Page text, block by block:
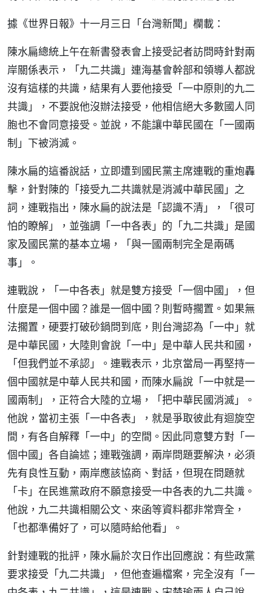
據《世界日報》十一月三日「台灣新聞」欄載：
陳水扁總統上午在新書發表會上接受記者訪問時針對兩
岸關係表示，「九二共識」連海基會幹部和領導人都說
沒有這樣的共識，結果有人要他接受「一中原則的九二
共識」，不要說他沒辦法接受，他相信絕大多數國人同
胞也不會同意接受。並說，不能讓中華民國在「一國兩
制」下被消滅。
陳水扁的這番說話，立即遭到國民黨主席連戰的重炮轟
擊，針對陳的「接受九二共識就是消滅中華民國」之
詞，連戰指出，陳水扁的說法是「認識不清」，「很可
怕的瞭解」，並強調「一中各表」的「九二共識」是國
家及國民黨的基本立場，「與一國兩制完全是兩碼
事」。
連戰說，「一中各表」就是雙方接受「一個中國」，但
什麼是一個中國？誰是一個中國？則暫時擱置。如果無
法擱置，硬要打破砂鍋問到底，則台灣認為「一中」就
是中華民國，大陸則會說「一中」是中華人民共和國，
「但我們並不承認」。連戰表示，北京當局一再堅持一
個中國就是中華人民共和國，而陳水扁說「一中就是一
國兩制」，正符合大陸的立場，「把中華民國消滅」。
他說，當初主張「一中各表」，就是爭取彼此有迴旋空
間，有各自解釋「一中」的空間。因此同意雙方對「一
個中國」各自論述；連戰強調，兩岸問題要解決，必須
先有良性互動，兩岸應該協商、對話，但現在問題就
「卡」在民進黨政府不願意接受一中各表的九二共識。
他說，九二共識相關公文、來函等資料都非常齊全，
「也都準備好了，可以隨時給他看」。
針對連戰的批評，陳水扁於次日作出回應說：有些政黨
要求接受「九二共識」，但他查遍檔案，完全沒有「一